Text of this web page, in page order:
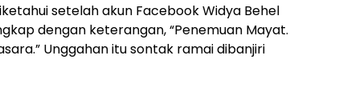
setelah akun Facebook Widya Behel
dengan keterangan, “Penemuan Mayat.
Unggahan itu sontak ramai dibanjiri